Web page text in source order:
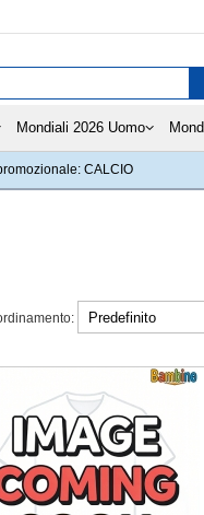
Mondiali 2026 Uomo
CALCIO